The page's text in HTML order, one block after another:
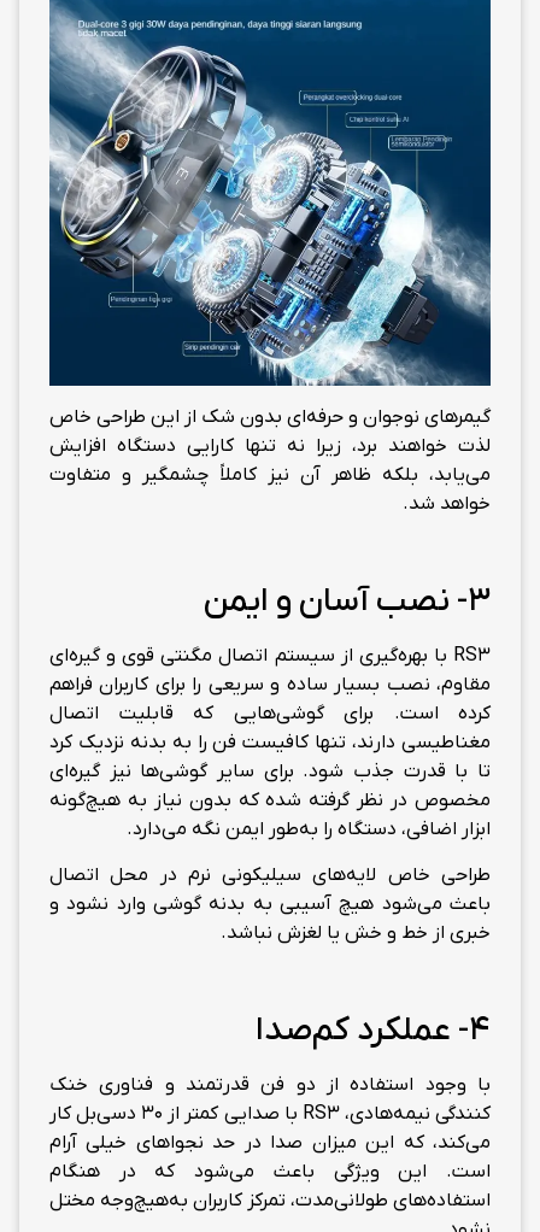
گیمرهای نوجوان و حرفه‌ای بدون شک از این طراحی خاص
لذت خواهند برد، زیرا نه تنها کارایی دستگاه افزایش
می‌یابد، بلکه ظاهر آن نیز کاملاً چشمگیر و متفاوت
خواهد شد.
3- نصب آسان و ایمن
RS3 با بهره‌گیری از سیستم اتصال مگنتی قوی و گیره‌ای
مقاوم، نصب بسیار ساده و سریعی را برای کاربران فراهم
کرده است. برای گوشی‌هایی که قابلیت اتصال
مغناطیسی دارند، تنها کافیست فن را به بدنه نزدیک کرد
تا با قدرت جذب شود. برای سایر گوشی‌ها نیز گیره‌ای
مخصوص در نظر گرفته شده که بدون نیاز به هیچ‌گونه
ابزار اضافی، دستگاه را به‌طور ایمن نگه می‌دارد.
طراحی خاص لایه‌های سیلیکونی نرم در محل اتصال
باعث می‌شود هیچ آسیبی به بدنه گوشی وارد نشود و
خبری از خط و خش یا لغزش نباشد.
4- عملکرد کم‌صدا
با وجود استفاده از دو فن قدرتمند و فناوری خنک
کنندگی نیمه‌هادی، RS3 با صدایی کمتر از ۳۰ دسی‌بل کار
می‌کند، که این میزان صدا در حد نجواهای خیلی آرام
است. این ویژگی باعث می‌شود که در هنگام
استفاده‌های طولانی‌مدت، تمرکز کاربران به‌هیچ‌وجه مختل